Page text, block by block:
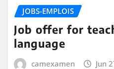
JOBS-EMPLOIS
Job offer for
language
camexamen Jun